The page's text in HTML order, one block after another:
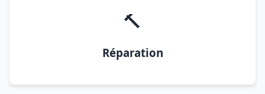
🔨
Réparation